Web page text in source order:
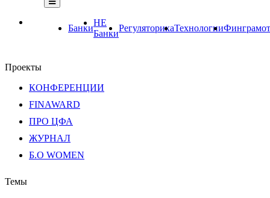
Банки
НЕ
Банки
РегуляторикаТехнологии
Проекты
КОНФЕРЕНЦИИ
FINAWARD
ПРО ЦФА
ЖУРНАЛ
Б.О WOMEN
Темы